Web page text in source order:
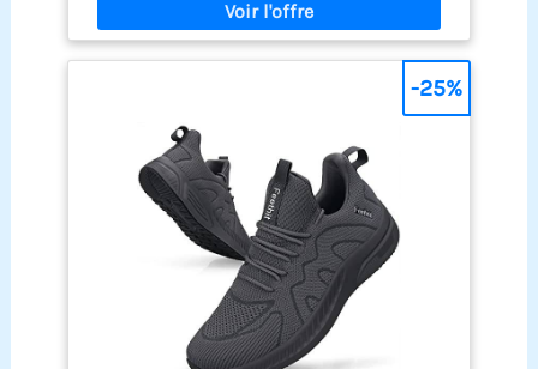
Amorti et absorption des chocs accrus, offrant un
confort même en position debout et en marchant
pendant une longue période. 【Antidérapant et
hommes sont fabriquées en EVA et en caoutchouc
résistant. L'EVA offre une absorption des chocs, un
amorti et un soutien efficaces. La semelle
extérieure en caoutchouc est antidérapante et
résistante à l'usure. 【Glisser sur & À lacets】:
Les sneakers homme avec doublure synthétique
élastique et douce protègent votre talon arrière de
l'abrasion, ce qui est pratique à mettre et à
enlever. Les lacets peuvent être facilement
ajustés pour mieux s'adapter à vos pieds.
【Plusieurs Occacions】: Les baskets et
chaussures de sport homme conviennent à la
-25%